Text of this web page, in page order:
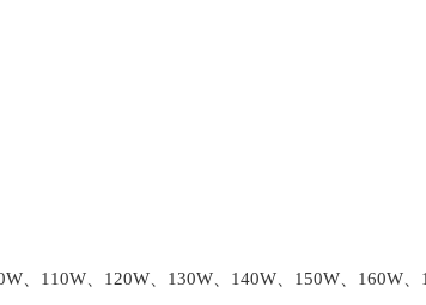
110W、120W、130W、140W、150W、160W、